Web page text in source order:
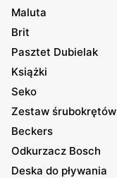
Maluta
Brit
Pasztet Dubielak
Książki
Seko
Zestaw śrubokrętów
Beckers
Odkurzacz Bosch
Deska do pływania